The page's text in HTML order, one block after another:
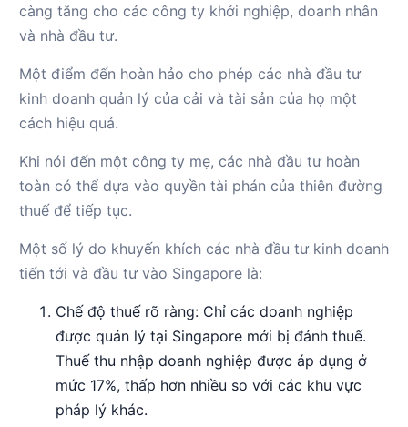
càng tăng cho các công ty khởi nghiệp, doanh nhân
và nhà đầu tư.
Một điểm đến hoàn hảo cho phép các nhà đầu tư
kinh doanh quản lý của cải và tài sản của họ một
cách hiệu quả.
Khi nói đến một công ty mẹ, các nhà đầu tư hoàn
toàn có thể dựa vào quyền tài phán của thiên đường
thuế để tiếp tục.
Một số lý do khuyến khích các nhà đầu tư kinh doanh
tiến tới và đầu tư vào Singapore là:
Chế độ thuế rõ ràng: Chỉ các doanh nghiệp
được quản lý tại Singapore mới bị đánh thuế.
Thuế thu nhập doanh nghiệp được áp dụng ở
mức 17%, thấp hơn nhiều so với các khu vực
pháp lý khác.